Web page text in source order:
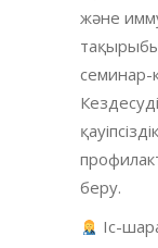
және
семинар-
беру.
Іс-